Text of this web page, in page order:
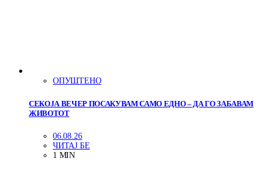
ОПУШТЕНО
СЕКОЈА ВЕЧЕР ПОСАКУВАМ САМО ЕДНО – ДА ГО ЗАБАВАМ
ЖИВОТОТ
06.08.26
ЧИТАЈ БЕ
1 MIN